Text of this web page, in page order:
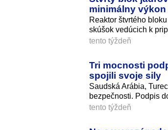
minimálny výkon
Reaktor štvrtého
skúšok vedúcich k
tento týždeň
Tri mocnosti
spojili svoje sily
Saudská Arábia,
bezpečnosti. Podpis
tento týždeň